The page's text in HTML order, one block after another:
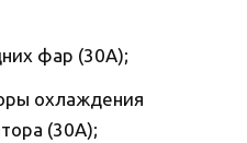
фар (30А);
охлаждения
(30А);